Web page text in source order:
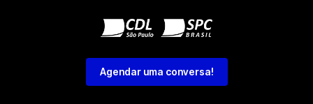
Agendar uma conversa!